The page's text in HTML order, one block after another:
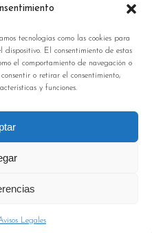
tecnologías como las cookies para
El consentimiento de estas
el comportamiento de navegación o
o retirar el consentimiento,
y funciones.
Legales
INTERÉS